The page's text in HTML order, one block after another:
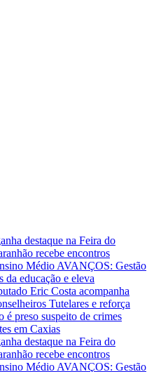
destaque na Feira do
recebe encontros
Médio AVANÇOS: Gestão
educação e eleva
Eric Costa acompanha
Tutelares e reforça
é preso suspeito de crimes
em Caxias
destaque na Feira do
recebe encontros
Médio AVANÇOS: Gestão